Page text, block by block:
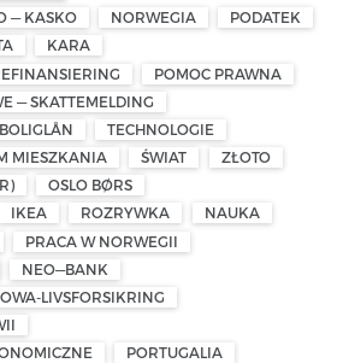
— KASKO
NORWEGIA
PODATEK
KARA
POMOC PRAWNA
— SKATTEMELDING
TECHNOLOGIE
MIESZKANIA ŚWIAT
ZŁOTO
OSLO BØRS
IKEA ROZRYWKA
NAUKA
PRACA W NORWEGII
NEO—BANK
LIVSFORSIKRING
PORTUGALIA